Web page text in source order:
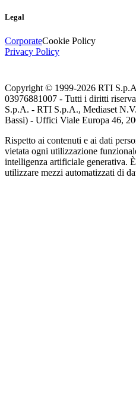
Legal
CorporateCookie Policy
Privacy Policy
Copyright © 1999-2026 RTI
03976881007 - Tutti i diritti
S.p.A. - RTI S.p.A., Mediaset
Bassi) - Uffici Viale Europa 46,
Rispetto ai contenuti e ai dati
vietata ogni utilizzazione
intelligenza artificiale generativa.
utilizzare mezzi automatizzati di